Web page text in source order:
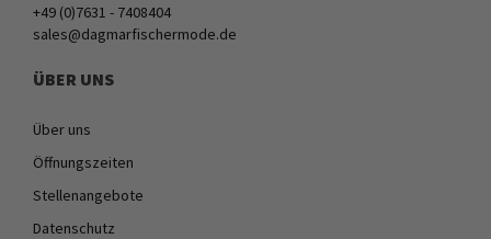
+49 (0)7631 - 7408404
sales@dagmarfischermode.de
ÜBER UNS
Über uns
Öffnungszeiten
Stellenangebote
Datenschutz